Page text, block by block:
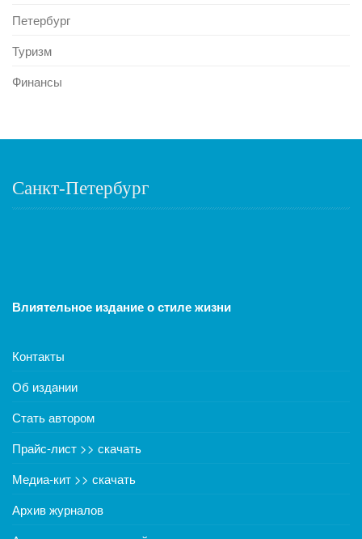
Петербург
Туризм
Финансы
Санкт-Петербург
Влиятельное издание о стиле жизни
Контакты
Об издании
Стать автором
Прайс-лист >> скачать
Медиа-кит >> скачать
Архив журналов